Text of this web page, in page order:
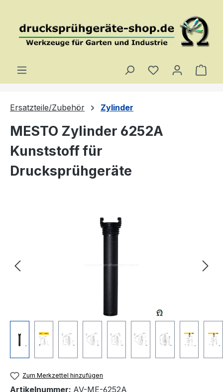
Du hast 0
Ersatzteile/Zubehör Zylinder
MESTO Zylinder 6252A
Kunststoff für
Drucksprühgeräte
Zum Merkzettel hinzufügen
Artikelnummer: AV-ME-6252A